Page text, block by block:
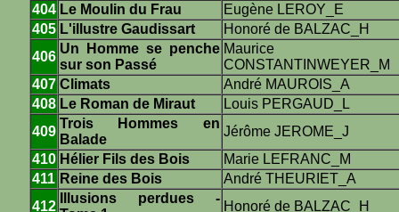
404 Le Moulin du Frau
Eugène LEROY_E
405 L'illustre Gaudissart
Honoré de BALZAC_H
406
Un Homme se penche
sur son Passé
Maurice
CONSTANTINWEYER_M
407 Climats
André MAUROIS_A
408 Le Roman de Miraut
Louis PERGAUD_L
409
Trois Hommes en
Balade
Jérôme JEROME_J
410 Hélier Fils des Bois
Marie LEFRANC_M
411 Reine des Bois
André THEURIET_A
412
Illusions perdues -
Honoré de BALZAC_H